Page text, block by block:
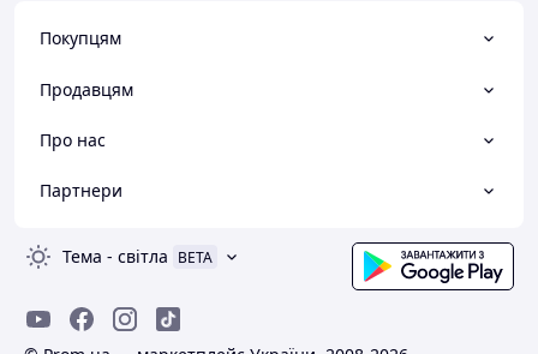
Покупцям
Продавцям
Про нас
Партнери
Тема - світла BETA